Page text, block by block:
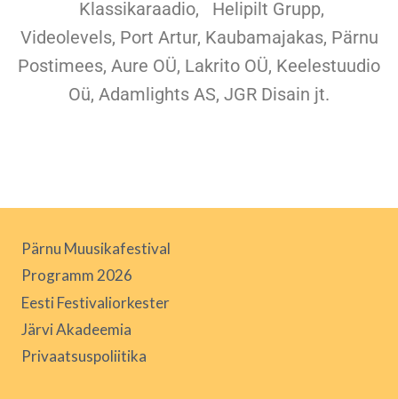
Klassikaraadio, Helipilt Grupp,
Videolevels, Port Artur, Kaubamajakas, Pärnu
Postimees, Aure OÜ, Lakrito OÜ, Keelestuudio
Oü, Adamlights AS, JGR Disain jt.
Pärnu Muusikafestival
Programm 2026
Eesti Festivaliorkester
Järvi Akadeemia
Privaatsuspoliitika